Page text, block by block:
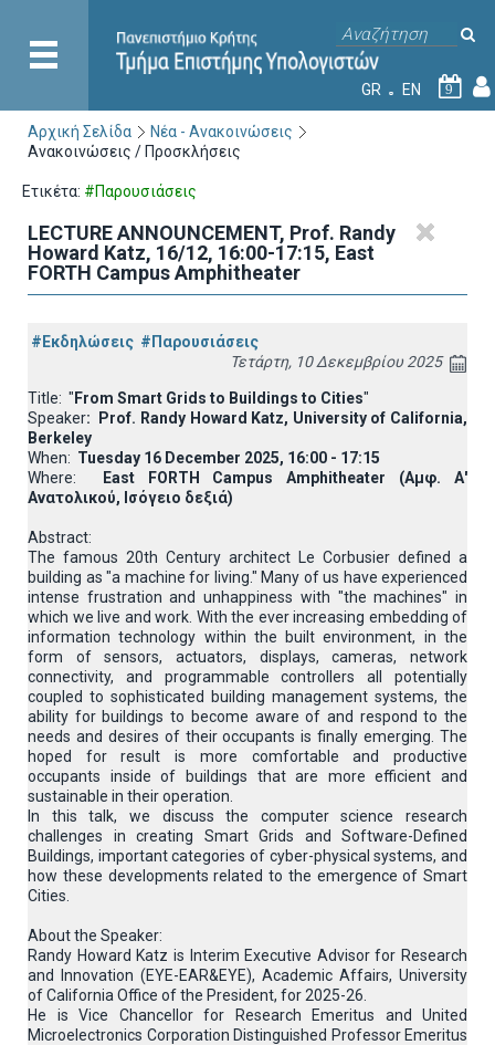
GR EN 9
Αρχική Σελίδα
Νέα - Ανακοινώσεις
Ανακοινώσεις / Προσκλήσεις
Ετικέτα: #Παρουσιάσεις
LECTURE ANNOUNCEMENT, Prof. Randy
Howard Katz, 16/12, 16:00-17:15, East
FORTH Campus Amphitheater
#Εκδηλώσεις #Παρουσιάσεις
Τετάρτη, 10 Δεκεμβρίου 2025
Title: " From Smart Grids to Buildings to Cities"
Speaker: Prof. Randy Howard Katz, University of California,
Berkeley
When: Tuesday 16 December 2025, 16:00 - 17:15
Where:
East FORTH Campus Amphitheater (Αμφ. Α'
Ανατολικού, Ισόγειο δεξιά)
Abstract:
The famous 20th Century architect Le Corbusier defined a
building as "a machine for living." Many of us have experienced
intense frustration and unhappiness with "the machines" in
which we live and work. With the ever increasing embedding of
information technology within the built environment, in the
form of sensors, actuators, displays, cameras, network
connectivity, and programmable controllers all potentially
coupled to sophisticated building management systems, the
ability for buildings to become aware of and respond to the
needs and desires of their occupants is finally emerging. The
hoped for result is more comfortable and productive
occupants inside of buildings that are more efficient and
sustainable in their operation.
In this talk, we discuss the computer science research
challenges in creating Smart Grids and Software-Defined
Buildings, important categories of cyber-physical systems, and
how these developments related to the emergence of Smart
Cities.
About the Speaker:
Randy Howard Katz is Interim Executive Advisor for Research
and Innovation (EYE-EAR&EYE), Academic Affairs, University
of California Office of the President, for 2025-26.
He is Vice Chancellor for Research Emeritus and United
Microelectronics Corporation Distinguished Professor Emeritus